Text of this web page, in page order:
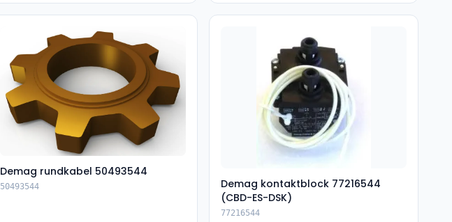
Demag rundkabel 50493544
50493544
Demag kontaktblock 77216544
(CBD-ES-DSK)
77216544